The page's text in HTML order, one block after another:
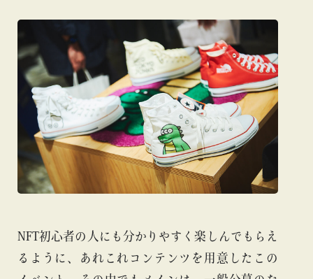
NFT初心者の人にも分かりやすく楽しんでもらえ
るように、あれこれコンテンツを用意したこの